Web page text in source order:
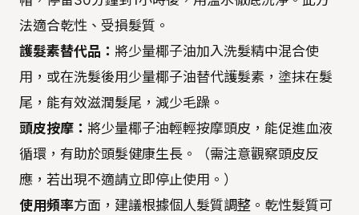
法適合乾性、受損髮質。
護髮素替代品： 將少量椰子油加入洗髮精中混合使
用，或在洗髮後用少量椰子油替代護髮素，塗抹在髮
尾，能有效滋潤髮尾，減少毛躁。
頭皮按摩： 將少量椰子油輕輕按摩頭皮，能促進血液
循環，有助於頭髮健康生長。（需注意觀察頭皮反
應，若出現不適請立即停止使用。）
使用頻率方面，建議根據個人髮質調整。乾性髮質可